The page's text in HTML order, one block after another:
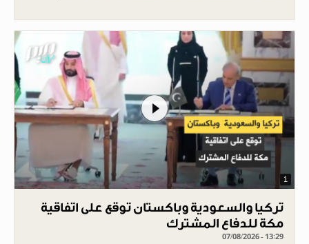
1
تركيا والسعودية وباكستان توقع على اتفاقية
مكة للدفاع المشترك
07/08/2026 - 13:29